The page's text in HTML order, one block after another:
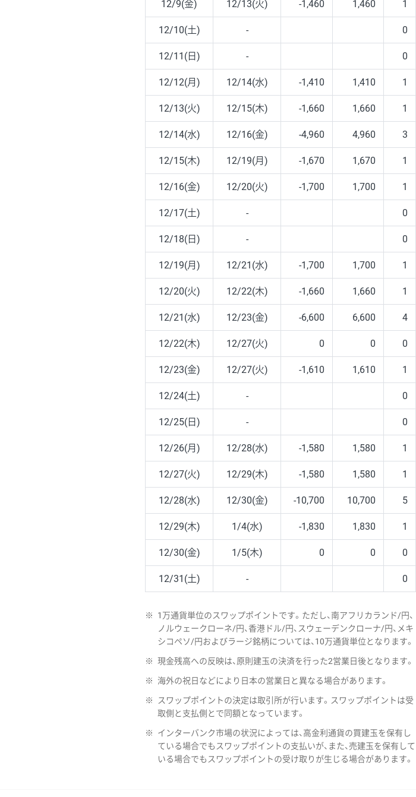
12/9(金) 12/13(火) -1,460 1,460 1
12/10(土) - 0
12/11(日) - 0
12/12(月) 12/14(水) -1,410 1,410 1
12/13(火) 12/15(木) -1,660 1,660 1
12/14(水) 12/16(金) -4,960 4,960 3
12/15(木) 12/19(月) -1,670 1,670 1
12/16(金) 12/20(火) -1,700 1,700 1
12/17(土) - 0
12/18(日) - 0
12/19(月) 12/21(水) -1,700 1,700 1
12/20(火) 12/22(木) -1,660 1,660 1
12/21(水) 12/23(金) -6,600 6,600 4
12/22(木) 12/27(火) 0 0 0
12/23(金) 12/27(火) -1,610 1,610 1
12/24(土) - 0
12/25(日) - 0
12/26(月) 12/28(水) -1,580 1,580 1
12/27(火) 12/29(木) -1,580 1,580 1
12/28(水) 12/30(金) -10,700 10,700 5
12/29(木) 1/4(水) -1,830 1,830 1
12/30(金) 1/5(木) 0 0 0
12/31(土) - 0
※
1万通貨単位のスワップポイントです。ただし、南アフリカランド/円、
ノルウェークローネ/円、香港ドル/円、スウェーデンクローナ/円、メキ
シコペソ/円およびラージ銘柄については、10万通貨単位となります。
※ 現金残高への反映は、原則建玉の決済を行った2営業日後となります。
※ 海外の祝日などにより日本の営業日と異なる場合があります。
※
スワップポイントの決定は取引所が行います。スワップポイントは受
取側と支払側とで同額となっています。
※
インターバンク市場の状況によっては、高金利通貨の買建玉を保有し
ている場合でもスワップポイントの支払いが、また、売建玉を保有して
いる場合でもスワップポイントの受け取りが生じる場合があります。